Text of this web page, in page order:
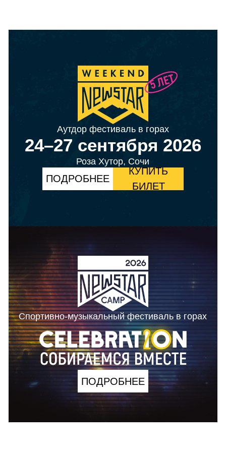
Аутдор фестиваль в горах
24–27 сентября 2026
Роза Хутор, Сочи
ПОДРОБНЕЕ
КУПИТЬ
БИЛЕТ
Спортивно-музыкальный фестиваль в горах
ПОДРОБНЕЕ